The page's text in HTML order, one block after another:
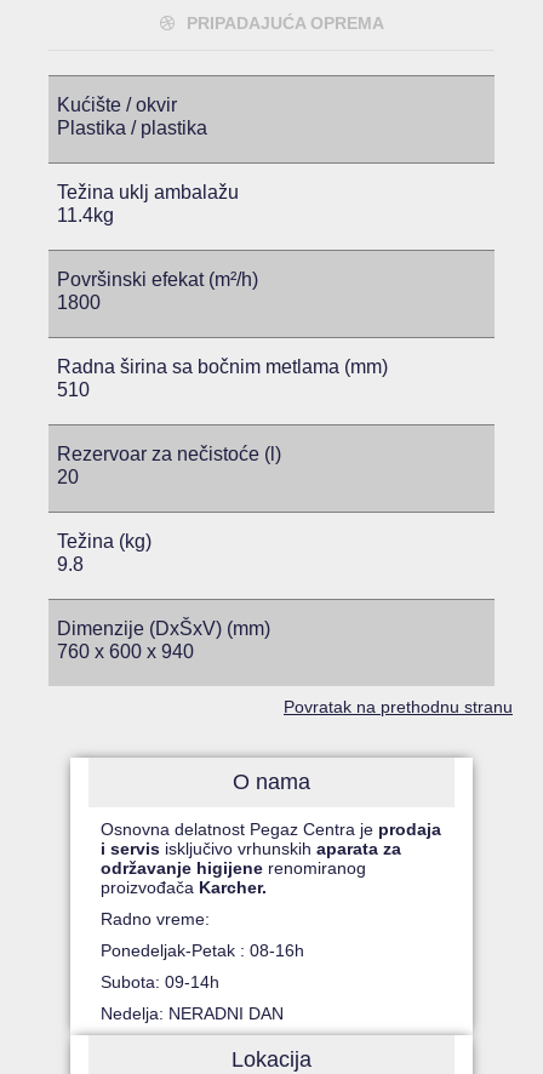
PRIPADAJUĆA OPREMA
Kućište / okvir
Plastika / plastika
Težina uklj ambalažu
11.4kg
Površinski efekat (m²/h)
1800
Radna širina sa bočnim metlama (mm)
510
Rezervoar za nečistoće (l)
20
Težina (kg)
9.8
Dimenzije (DxŠxV) (mm)
760 x 600 x 940
Povratak na prethodnu stranu
O nama
Osnovna delatnost Pegaz Centra je prodaja
i servis isključivo vrhunskihaparata za
održavanje higijene renomiranog
proizvođača Karcher.
Radno vreme:
Ponedeljak-Petak : 08-16h
Subota: 09-14h
Nedelja: NERADNI DAN
Lokacija